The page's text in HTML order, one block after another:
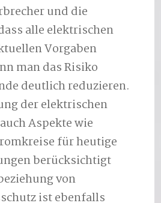
und die
alle elektrischen
Vorgaben
man das Risiko
deutlich reduzieren.
der elektrischen
Aspekte wie
für heutige
berücksichtigt
von
ist ebenfalls